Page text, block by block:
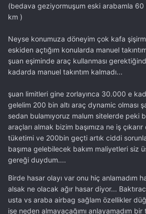
(bedava geziyormuşum eski arabamla 60
km )
Neyse konumuza döneyim çok kafa
eskiden açtığım konularda manuel
şuan eşiminde araç kullanması
kadarda manuel takıntım kalmadı...
şuan limitleri gine zorlayınca 30.000 e
gelelim 200 bin altı araç dynamic olması
sedan bulamıyoruz malum sitelerde peki
araçları almak bizim başımıza ne iş
tüketimi ve 200bin geçti artık ciddi
başıma gelebilecek bakım maliyetleri siz
gereği duydum....
Birde hasar olayı var onu hiç anlamadım
alsak ne olacak ağır hasar diyor...
usta vs araba airbag sağlam özellikler
ise neden almayacağımı anlayamadım